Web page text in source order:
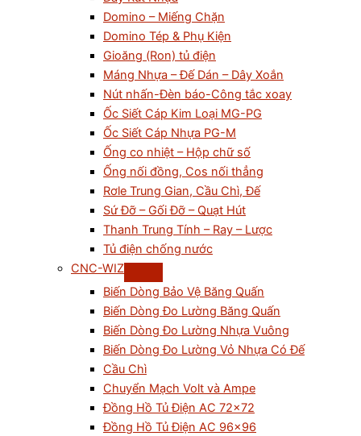
Domino – Miếng Chặn
Domino Tép & Phụ Kiện
Gioăng (Ron) tủ điện
Máng Nhựa – Đế Dán – Dây Xoắn
Nút nhấn-Đèn báo-Công tắc xoay
Ốc Siết Cáp Kim Loại MG-PG
Ốc Siết Cáp Nhựa PG-M
Ống co nhiệt – Hộp chữ số
Ống nối đồng, Cos nối thẳng
Rơle Trung Gian, Cầu Chì, Đế
Sứ Đỡ – Gối Đỡ – Quạt Hút
Thanh Trung Tính – Ray – Lược
Tủ điện chống nước
CNC-WIZ
Biến Dòng Bảo Vệ Băng Quấn
Biến Dòng Đo Lường Băng Quấn
Biến Dòng Đo Lường Nhựa Vuông
Biến Dòng Đo Lường Vỏ Nhựa Có Đế
Cầu Chì
Chuyển Mạch Volt và Ampe
Đồng Hồ Tủ Điện AC 72×72
Đồng Hồ Tủ Điện AC 96×96